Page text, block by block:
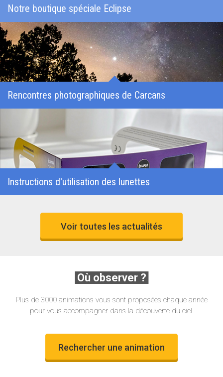
Notre boutique spéciale Eclipse
Rencontres photographiques de Carcans
Instructions d'utilisation des lunettes
Voir toutes les actualités
Où observer ?
Plus de 3000 animations vous sont proposées chaque année
pour vous accompagner dans la découverte du ciel.
Rechercher une animation